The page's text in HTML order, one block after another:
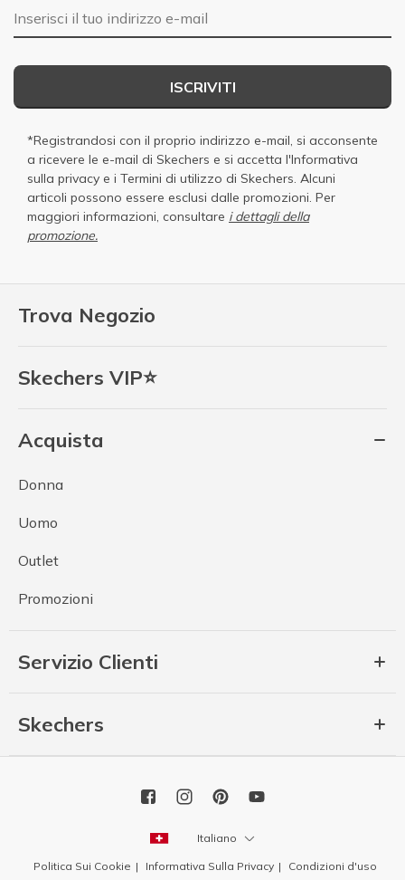
Trova Negozio
Skechers VIP⭐
Acquista
Donna
Uomo
Outlet
Promozioni
Servizio Clienti
Skechers
E-mail
ISCRIVITI
*Registrandosi con il proprio indirizzo e-mail, si acconsente
a ricevere le e-mail di Skechers e si accetta l'Informativa
sulla privacy e i Termini di utilizzo di Skechers. Alcuni
articoli possono essere esclusi dalle promozioni. Per
maggiori informazioni, consultare i dettagli della
promozione.
Italiano
Politica Sui Cookie Informativa Sulla Privacy Condizioni d'uso